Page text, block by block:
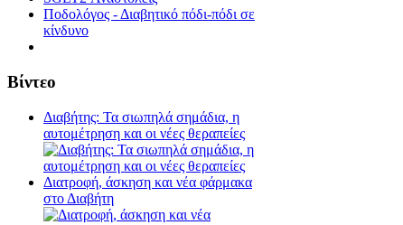
Ποδολόγος - Διαβητικό πόδι-πόδι σε
κίνδυνο
Βίντεο
Διαβήτης: Τα σιωπηλά σημάδια, η
αυτομέτρηση και οι νέες θεραπείες
Διατροφή, άσκηση και νέα φάρμακα
στο Διαβήτη